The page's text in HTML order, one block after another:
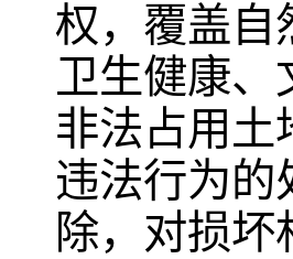
权，覆盖自
卫生健康、
非法占用土
违法行为的
除，对损